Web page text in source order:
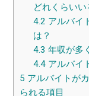
どれくらいい
4.2 アルバイ
は？
4.3 年収が多
4.4 アルバイ
5 アルバイトが
られる項目